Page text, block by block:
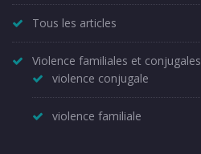
Tous les articles
Violence familiales et conjugales
violence conjugale
violence familiale